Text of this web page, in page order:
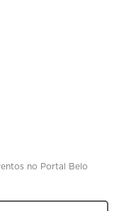
no Portal Belo